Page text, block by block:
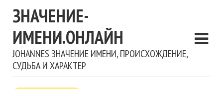
ЗНАЧЕНИЕ-
ИМЕНИ.ОНЛАЙН
JOHANNES ЗНАЧЕНИЕ ИМЕНИ, ПРОИСХОЖДЕНИЕ,
СУДЬБА И ХАРАКТЕР